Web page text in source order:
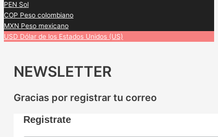
PEN Sol
COP Peso colombiano
MXN Peso mexicano
USD Dólar de los Estados Unidos (US)
NEWSLETTER
Gracias por registrar tu correo
Registrate